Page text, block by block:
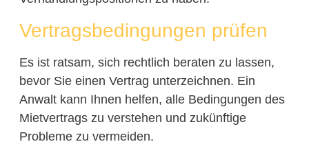
Vertragsbedingungen prüfen
Es ist ratsam, sich rechtlich beraten zu lassen,
bevor Sie einen Vertrag unterzeichnen. Ein
Anwalt kann Ihnen helfen, alle Bedingungen des
Mietvertrags zu verstehen und zukünftige
Probleme zu vermeiden.